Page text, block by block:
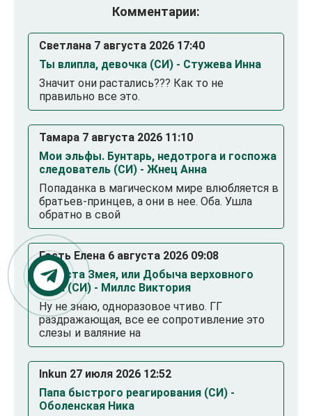
Комментарии:
Светлана 7 августа 2026 17:40
Ты влипла, девочка (СИ) - Стужева Инна
Значит они растались??? Как то не
правильно все это.
Тамара 7 августа 2026 11:10
Мои эльфы. Бунтарь, недотрога и госпожа
следователь (СИ) - Жнец Анна
Попаданка в магическом мире влюбляется в
братьев-принцев, а они в нее. Оба. Ушла
обратно в свой
Гость Елена 6 августа 2026 09:08
Невеста Змея, или Добыча верховного
Нага (СИ) - Миллс Виктория
Ну не знаю, одноразовое чтиво. ГГ
раздражающая, все ее сопротивление это
слезы и валяние на
Inkun 27 июля 2026 12:52
Папа быстрого реагирования (СИ) -
Оболенская Ника